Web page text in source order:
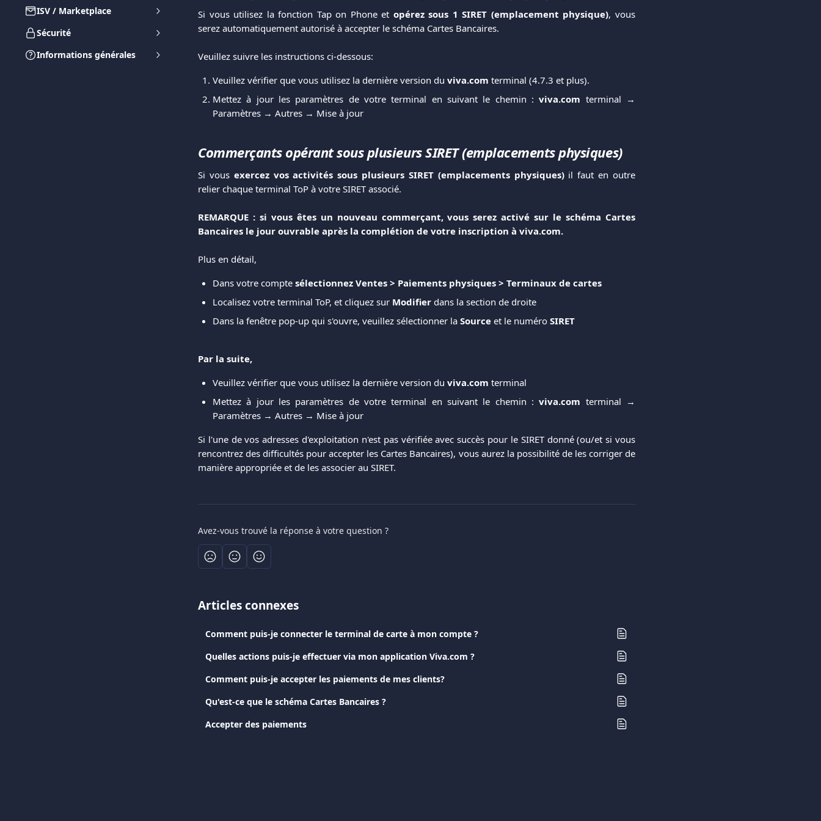
ISV / Marketplace
Sécurité
Informations générales
Si vous utilisez la fonction Tap on Phone et opérez sous 1 SIRET (emplacement physique), vous
serez automatiquement autorisé à accepter le schéma Cartes Bancaires.
Veuillez suivre les instructions ci-dessous:
Veuillez vérifier que vous utilisez la dernière version du viva.com terminal (4.7.3 et plus).
Mettez à jour les paramètres de votre terminal en suivant le chemin :viva.com terminal →
Paramètres → Autres → Mise à jour
Commerçants opérant sous plusieurs SIRET (emplacements physiques)
Si vous exercez vos activités sous plusieurs SIRET (emplacements physiques) il faut en outre
relier chaque terminal ToP à votre SIRET associé.
REMARQUE : si vous êtes un nouveau commerçant, vous serez activé sur le schéma Cartes
Bancaires le jour ouvrable après la complétion de votre inscription à viva.com.
Plus en détail,
Dans votre compte sélectionnez Ventes > Paiements physiques > Terminaux de cartes
Localisez votre terminal ToP, et cliquez sur Modifier dans la section de droite
Dans la fenêtre pop-up qui s'ouvre, veuillez sélectionner la Source et le numéro SIRET
Par la suite,
Veuillez vérifier que vous utilisez la dernière version du viva.com terminal
Mettez à jour les paramètres de votre terminal en suivant le chemin :viva.com terminal →
Paramètres → Autres → Mise à jour
Si l'une de vos adresses d'exploitation n'est pas vérifiée avec succès pour le SIRET donné (ou/et si vous
rencontrez des difficultés pour accepter les Cartes Bancaires), vous aurez la possibilité de les corriger de
manière appropriée et de les associer au SIRET.
Avez-vous trouvé la réponse à votre question ?
Articles connexes
Comment puis-je connecter le terminal de carte à mon compte ?
Quelles actions puis-je effectuer via mon application Viva.com ?
Comment puis-je accepter les paiements de mes clients?
Qu'est-ce que le schéma Cartes Bancaires ?
Accepter des paiements